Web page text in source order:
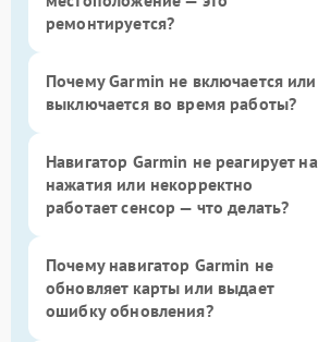
ремонтируется?
Почему Garmin не включается или
выключается во время работы?
Навигатор Garmin не реагирует на
нажатия или некорректно
работает сенсор — что делать?
Почему навигатор Garmin не
обновляет карты или выдает
ошибку обновления?